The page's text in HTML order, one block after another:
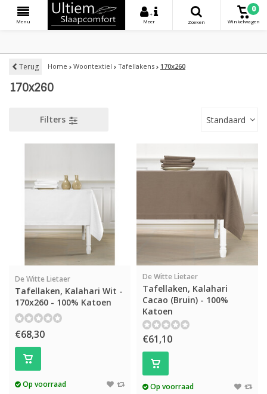
Menu
+
Meer
Zoeken
0
Winkelwagen
Terug Home Woontextiel Tafellakens 170x260
170x260
Filters Standaard
De Witte Lietaer
Tafellaken, Kalahari Wit -
170x260 - 100% Katoen
€68,30
Op voorraad
De Witte Lietaer
Tafellaken, Kalahari
Cacao (Bruin) - 100%
Katoen
€61,10
Op voorraad